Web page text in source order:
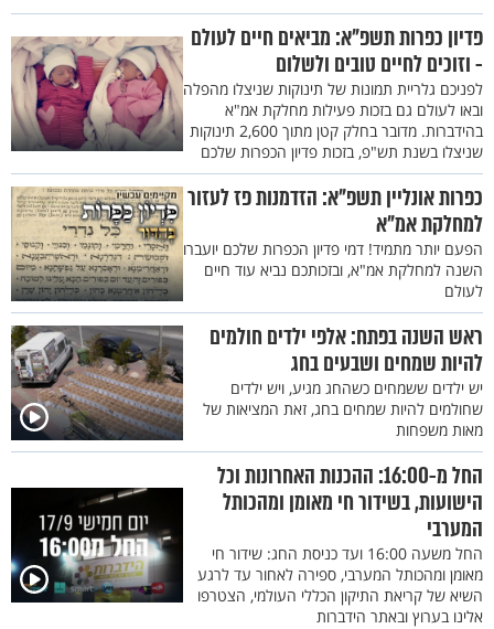
פדיון כפרות תשפ"א: מביאים חיים לעולם
- וזוכים לחיים טובים ולשלום
לפניכם גלריית תמונות של תינוקות שניצלו מהפלה
ובאו לעולם גם בזכות פעילות מחלקת אמ"א
בהידברות. מדובר בחלק קטן מתוך 2,600 תינוקות
שניצלו בשנת תש"פ, בזכות פדיון הכפרות שלכם
כפרות אונליין תשפ"א: הזדמנות פז לעזור
למחלקת אמ"א
הפעם יותר מתמיד! דמי פדיון הכפרות שלכם יועברו
השנה למחלקת אמ"א, ובזכותכם נביא עוד חיים
לעולם
ראש השנה בפתח: אלפי ילדים חולמים
להיות שמחים ושבעים בחג
יש ילדים ששמחים כשהחג מגיע, ויש ילדים
שחולמים להיות שמחים בחג, זאת המציאות של
מאות משפחות
החל מ-16:00: ההכנות האחרונות וכל
הישועות, בשידור חי מאומן ומהכותל
המערבי
החל משעה 16:00 ועד כניסת החג: שידור חי
מאומן ומהכותל המערבי, ספירה לאחור עד לרגע
השיא של קריאת התיקון הכללי העולמי, הצטרפו
אלינו בערוץ ובאתר הידברות